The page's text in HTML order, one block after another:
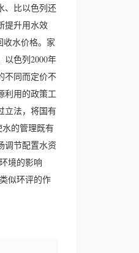
、比以色列还
提升用水效
收水价格。家
色列2000年
不同而定价不
利用的政策工
立法，将国有
的管理既有
调节配置水资
境的影响
似环评的作